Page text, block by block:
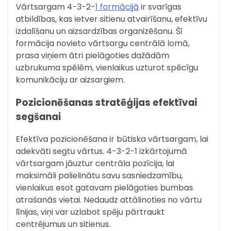
Vārtsargam 4-3-2-1 formācijā ir svarīgas
atbildības, kas ietver sitienu atvairīšanu, efektīvu
izdalīšanu un aizsardzības organizēšanu. Šī
formācija novieto vārtsargu centrālā lomā,
prasa viņiem ātri pielāgoties dažādām
uzbrukuma spēlēm, vienlaikus uzturot spēcīgu
komunikāciju ar aizsargiem.
Pozicionēšanas stratēģijas efektīvai
segšanai
Efektīva pozicionēšana ir būtiska vārtsargam, lai
adekvāti segtu vārtus. 4-3-2-1 izkārtojumā
vārtsargam jāuztur centrāla pozīcija, lai
maksimāli palielinātu savu sasniedzamību,
vienlaikus esot gatavam pielāgoties bumbas
atrašanās vietai. Nedaudz attālinoties no vārtu
līnijas, viņi var uzlabot spēju pārtraukt
centrējumus un sitienus.